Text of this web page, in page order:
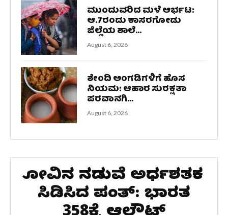
ಮುಂದುವರಿದ ಮಳೆ ಆರ್ಭಟ:
ಆ.7ರಂದು ಕಾಸರಗೋಡು
ಜಿಲ್ಲೆಯ ಶಾಲೆ...
August 6, 2026
ಶೇಂದಿ ಅಂಗಡಿಗಳಿಗೆ ಹೊಸ
ನಿಯಮ: ಆಹಾರ ಸುರಕ್ಷತಾ
ಪರವಾನಗಿ...
August 6, 2026